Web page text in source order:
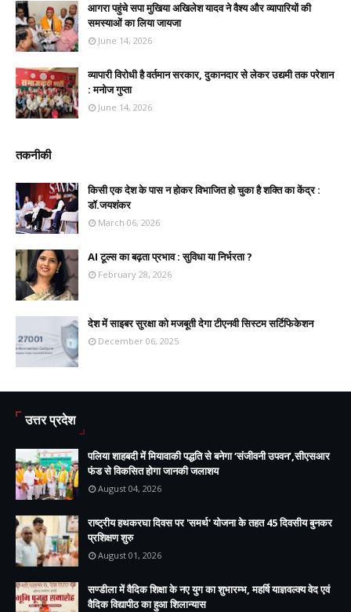
आगरा पहुंचे सपा मुखिया अखिलेश यादव ने वैश्य और व्यापारियों की
समस्याओं का लिया जायजा
June 14, 2026
व्यापारी विरोधी है वर्तमान सरकार, दुकानदार से लेकर उद्यमी तक परेशान
: मनोज गुप्ता
June 14, 2026
तकनीकी
किसी एक देश के पास न होकर विभाजित हो चुका है शक्ति का केंद्र :
डॉ.जयशंकर
March 06, 2026
AI टूल्स का बढ़ता प्रभाव : सुविधा या निर्भरता ?
February 28, 2026
देश में साइबर सुरक्षा को मजबूती देगा टीएनवी सिस्टम सर्टिफिकेशन
December 06, 2025
उत्तर प्रदेश
पलिया शाहबदी में मियावाकी पद्धति से बनेगा ‘संजीवनी उपवन’,सीएसआर
फंड से विकसित होगा जानकी जलाशय
August 04, 2026
राष्ट्रीय हथकरघा दिवस पर 'समर्थ' योजना के तहत 45 दिवसीय बुनकर
प्रशिक्षण शुरु
August 01, 2026
सण्डीला में वैदिक शिक्षा के नए युग का शुभारम्भ, महर्षि याज्ञवल्क्य वेद एवं
वैदिक विद्यापीठ का हुआ शिलान्यास